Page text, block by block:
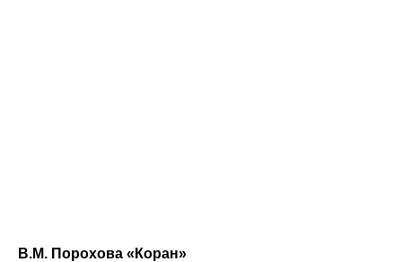
В.М. Порохова «Коран»